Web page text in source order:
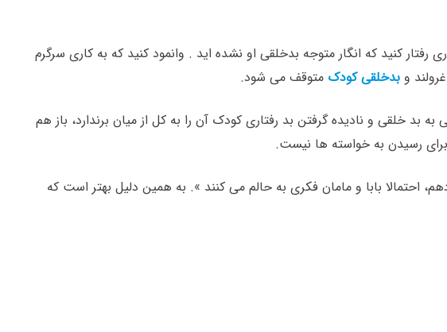
رفتار کنید که انگار متوجه بدخلقی او نشده اید . وانمود کنید که به کاری سرگرم
و بدخلقی کودک متوقف می شود.
خلقی و نادیده گرفتن بد رفتاری کودک آن را به کل از میان برندارد، باز هم
رسیدن به خواسته ها نیست.
احتمالا بابا و مامان فکری به حالم می کنند ». به همین دلیل بهتر است که